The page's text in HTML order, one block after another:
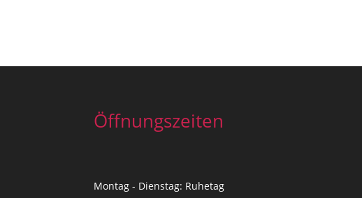
Öffnungszeiten
Montag - Dienstag: Ruhetag